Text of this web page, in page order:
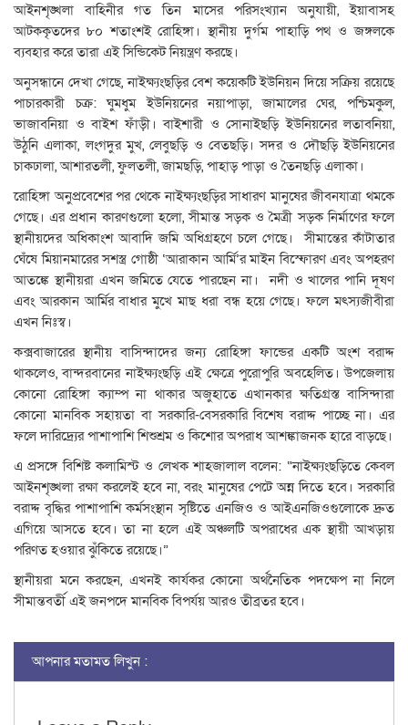
​আইনশৃঙ্খলা বাহিনীর গত তিন মাসের পরিসংখ্যান অনুযায়ী, ইয়াবাসহ
আটককৃতদের ৮০ শতাংশই রোহিঙ্গা। স্থানীয় দুর্গম পাহাড়ি পথ ও জঙ্গলকে
ব্যবহার করে তারা এই সিন্ডিকেট নিয়ন্ত্রণ করছে।
​অনুসন্ধানে দেখা গেছে, নাইক্ষ্যংছড়ির বেশ কয়েকটি ইউনিয়ন দিয়ে সক্রিয় রয়েছে
পাচারকারী চক্র: ঘুমধুম ইউনিয়নের নয়াপাড়া, জামালের ঘের, পশ্চিমকুল,
ভাজাবনিয়া ও বাইশ ফাঁড়ী। বাইশারী ও সোনাইছড়ি ইউনিয়নের লতাবনিয়া,
উঠুনি এলাকা, লংগদুর মুখ, লেবুছড়ি ও বেতছড়ি। সদর ও দৌছড়ি ইউনিয়নের
চাকঢালা, আশারতলী, ফুলতলী, জামছড়ি, পাহাড় পাড়া ও তৈনছড়ি এলাকা।
​রোহিঙ্গা অনুপ্রবেশের পর থেকে নাইক্ষ্যংছড়ির সাধারণ মানুষের জীবনযাত্রা থমকে
গেছে। এর প্রধান কারণগুলো হলো, সীমান্ত সড়ক ও মৈত্রী সড়ক নির্মাণের ফলে
স্থানীয়দের অধিকাংশ আবাদি জমি অধিগ্রহণে চলে গেছে। সীমান্তের কাঁটাতার
ঘেঁষে মিয়ানমারের সশস্ত্র গোষ্ঠী ‘আরাকান আর্মি’র মাইন বিস্ফোরণ এবং অপহরণ
আতঙ্কে স্থানীয়রা এখন জমিতে যেতে পারছেন না। নদী ও খালের পানি দূষণ
এবং আরকান আর্মির বাধার মুখে মাছ ধরা বন্ধ হয়ে গেছে। ফলে মৎস্যজীবীরা
এখন নিঃস্ব।
​কক্সবাজারের স্থানীয় বাসিন্দাদের জন্য রোহিঙ্গা ফান্ডের একটি অংশ বরাদ্দ
থাকলেও, বান্দরবানের নাইক্ষ্যংছড়ি এই ক্ষেত্রে পুরোপুরি অবহেলিত। উপজেলায়
কোনো রোহিঙ্গা ক্যাম্প না থাকার অজুহাতে এখানকার ক্ষতিগ্রস্ত বাসিন্দারা
কোনো মানবিক সহায়তা বা সরকারি-বেসরকারি বিশেষ বরাদ্দ পাচ্ছে না। এর
ফলে দারিদ্র্যের পাশাপাশি শিশুশ্রম ও কিশোর অপরাধ আশঙ্কাজনক হারে বাড়ছে।
​এ প্রসঙ্গে বিশিষ্ট কলামিস্ট ও লেখক শাহজালাল বলেন: “নাইক্ষ্যংছড়িতে কেবল
আইনশৃঙ্খলা রক্ষা করলেই হবে না, বরং মানুষের পেটে অন্ন দিতে হবে। সরকারি
বরাদ্দ বৃদ্ধির পাশাপাশি কর্মসংস্থান সৃষ্টিতে এনজিও ও আইএনজিওগুলোকে দ্রুত
এগিয়ে আসতে হবে। তা না হলে এই অঞ্চলটি অপরাধের এক স্থায়ী আখড়ায়
পরিণত হওয়ার ঝুঁকিতে রয়েছে।”
স্থানীয়রা মনে করছেন, এখনই কার্যকর কোনো অর্থনৈতিক পদক্ষেপ না নিলে
সীমান্তবর্তী এই জনপদে মানবিক বিপর্যয় আরও তীব্রতর হবে।
আপনার মতামত লিখুন :